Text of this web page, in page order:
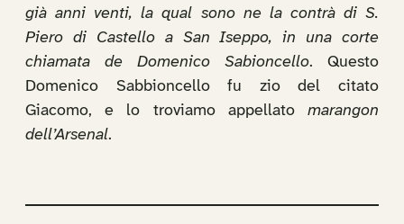
già anni venti, la qual sono ne la contrà di S.
Piero di Castello a San Iseppo, in una corte
chiamata de Domenico Sabioncello. Questo
Domenico Sabbioncello fu zio del citato
Giacomo, e lo troviamo appellato marangon
dell’Arsenal.